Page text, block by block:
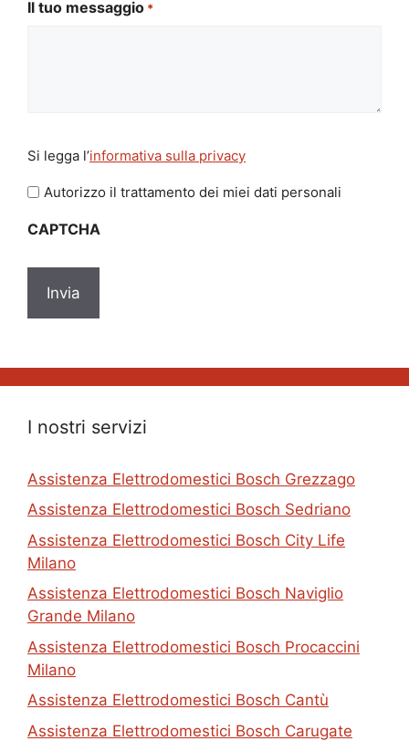
Il tuo messaggio *
legga
l'informativa
privacy
Si legga l’informativa sulla privacy
Autorizzo il trattamento dei miei dati personali
CAPTCHA
I nostri servizi
Assistenza Elettrodomestici Bosch Grezzago
Assistenza Elettrodomestici Bosch Sedriano
Assistenza Elettrodomestici Bosch City Life
Milano
Assistenza Elettrodomestici Bosch Naviglio
Grande Milano
Assistenza Elettrodomestici Bosch Procaccini
Milano
Assistenza Elettrodomestici Bosch Cantù
Assistenza Elettrodomestici Bosch Carugate